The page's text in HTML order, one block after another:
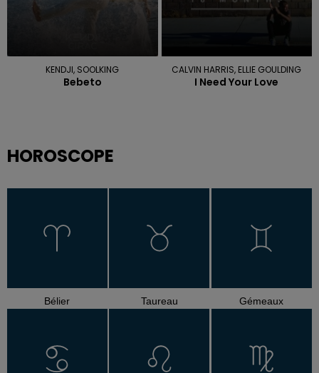
KENDJI, SOOLKING
Bebeto
CALVIN HARRIS, ELLIE GOULDING
I Need Your Love
HOROSCOPE
Bélier Taureau Gémeaux